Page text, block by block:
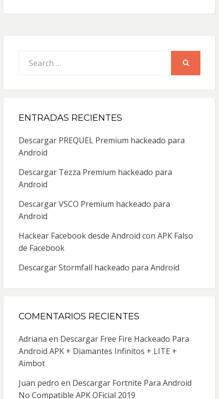
for:
ENTRADAS RECIENTES
Descargar PREQUEL Premium hackeado para
Android
Descargar Tezza Premium hackeado para
Android
Descargar VSCO Premium hackeado para
Android
Hackear Facebook desde Android con APK Falso
de Facebook
Descargar Stormfall hackeado para Android
COMENTARIOS RECIENTES
Adriana en Descargar Free Fire Hackeado Para
Android APK + Diamantes Infinitos + LITE +
Aimbot
Juan pedro en Descargar Fortnite Para Android
No Compatible APK OFicial 2019